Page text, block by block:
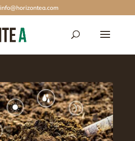
info@horizontea.com